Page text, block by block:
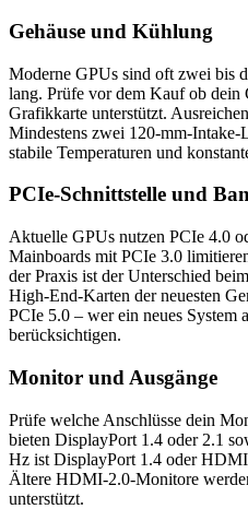
Gehäuse und Kühlung
Moderne GPUs sind oft zwei bis
lang. Prüfe vor dem Kauf ob dein
Grafikkarte unterstützt.
Mindestens zwei 120-mm-
stabile Temperaturen und
PCIe-Schnittstelle und
Aktuelle GPUs nutzen PCIe 4.0
Mainboards mit PCIe 3.0
der Praxis ist der Unterschied
High-End-Karten der neuesten
PCIe 5.0 – wer ein neues System
berücksichtigen.
Monitor und Ausgänge
Prüfe welche Anschlüsse dein
bieten DisplayPort 1.4 oder 2.1
Hz ist DisplayPort 1.4 oder
Ältere HDMI-2.0-Monitore
unterstützt.